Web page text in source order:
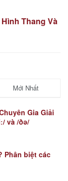
Thang Và
Mới Nhất
Gia Giải
và /ðə/
Phân biệt các